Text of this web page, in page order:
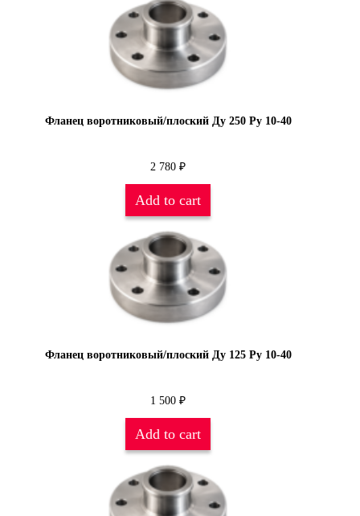
Фланец воротниковый/плоский Ду 250 Py 10-40
2 780 ₽
Add to cart
Фланец воротниковый/плоский Ду 125 Py 10-40
1 500 ₽
Add to cart